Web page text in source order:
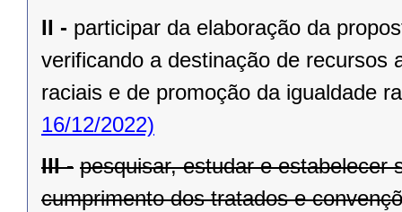
II - participar da elaboração da
verificando a destinação de recursos
raciais e de promoção da igualdade
16/12/2022)
III - pesquisar, estudar e estabelecer
cumprimento dos tratados e